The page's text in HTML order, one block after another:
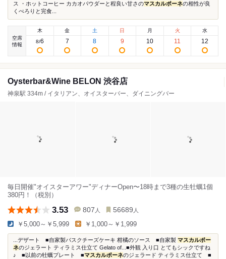
ス ・ホットコーヒー カカオパウダーと程良い甘さのマスカルポーネの相性が良
くぺろりと完食...
空席
情報
木
8/6
金
7
土
8
日
9
月
10
火
11
水
12
Oysterbar&Wine BELON 渋谷店
神泉駅 334m / イタリアン、オイスターバー、ダイニングバー
毎日開催"オイスターアワー"ディナーOpen〜18時まで3種の生牡蠣1個
380円！（税別）
3.53 807 人 56689 人
￥5,000～￥5,999 ￥1,000～￥1,999
...デザート ■自家製バスクチーズケーキ 柑橘のソース ■自家製 マスカルポー
ネのジェラート ティラミス仕立て Gelato of...■外観 入り口 とてもシックですね
♪ ■以前の牡蠣プレート ■マスカルポーネのジェラード ティラミス仕立て ■